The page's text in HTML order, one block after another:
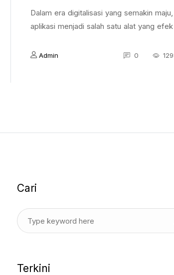
Dalam era digitalisasi yang semakin maju,
aplikasi menjadi salah satu alat yang
Admin 0
Cari
Terkini